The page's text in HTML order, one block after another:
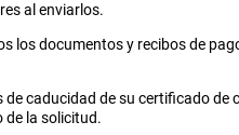
al enviarlos.
los documentos y recibos de
de caducidad de su certificado
de la solicitud.